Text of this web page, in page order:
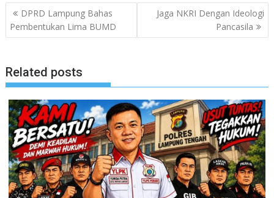
Navigasi
pos
DPRD Lampung Bahas
Pembentukan Lima BUMD
Jaga NKRI Dengan Ideologi
Pancasila
Related posts